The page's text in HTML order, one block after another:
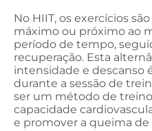
No HIIT, os exercícios
máximo ou próximo ao
período de tempo,
recuperação. Esta
intensidade e descanso
durante a sessão de
ser um método de
capacidade
e promover a queima